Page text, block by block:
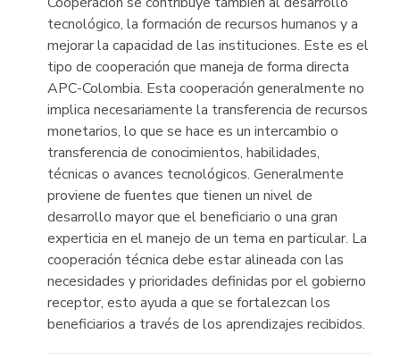
tecnológico, la formación de recursos humanos y a
mejorar la capacidad de las instituciones. Este es el
tipo de cooperación que maneja de forma directa
APC-Colombia. Esta cooperación generalmente no
implica necesariamente la transferencia de recursos
monetarios, lo que se hace es un intercambio o
transferencia de conocimientos, habilidades,
técnicas o avances tecnológicos. Generalmente
proviene de fuentes que tienen un nivel de
desarrollo mayor que el beneficiario o una gran
experticia en el manejo de un tema en particular. La
cooperación técnica debe estar alineada con las
necesidades y prioridades definidas por el gobierno
receptor, esto ayuda a que se fortalezcan los
beneficiarios a través de los aprendizajes recibidos.